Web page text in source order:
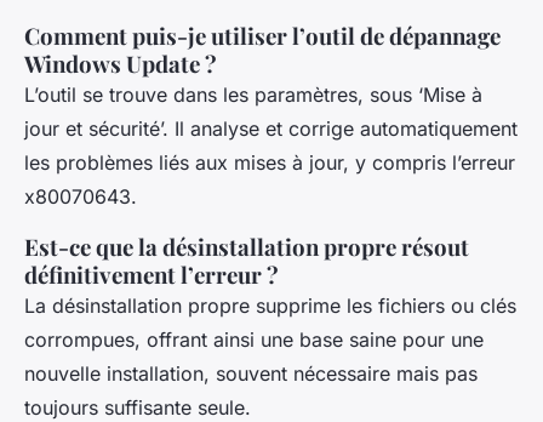
Comment puis-je utiliser l’outil de dépannage
Windows Update ?
L’outil se trouve dans les paramètres, sous ‘Mise à
jour et sécurité’. Il analyse et corrige automatiquement
les problèmes liés aux mises à jour, y compris l’erreur
x80070643.
Est-ce que la désinstallation propre résout
définitivement l’erreur ?
La désinstallation propre supprime les fichiers ou clés
corrompues, offrant ainsi une base saine pour une
nouvelle installation, souvent nécessaire mais pas
toujours suffisante seule.